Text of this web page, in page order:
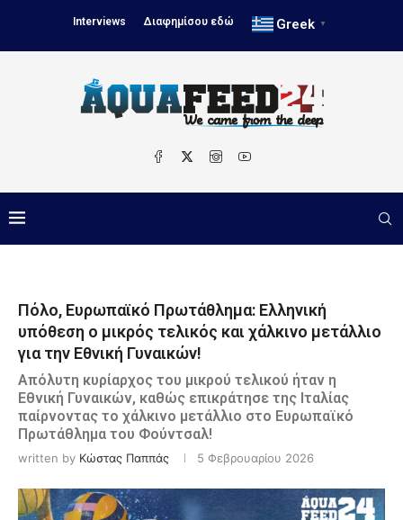
Interviews Διαφημίσου εδώ Greek ▼
Πόλο, Ευρωπαϊκό Πρωτάθλημα: Ελληνική
υπόθεση ο μικρός τελικός και χάλκινο μετάλλιο
για την Εθνική Γυναικών!
Απόλυτη κυρίαρχος του μικρού τελικού ήταν η
Εθνική Γυναικών, καθώς επικράτησε της Ιταλίας
παίρνοντας το χάλκινο μετάλλιο στο Ευρωπαϊκό
Πρωτάθλημα του Φούντσαλ!
written by Κώστας Παππάς 5 Φεβρουαρίου 2026